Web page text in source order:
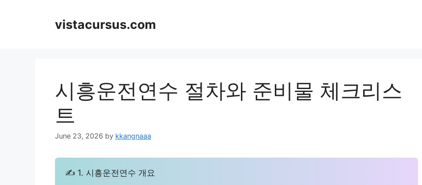
vistacursus.com
시흥운전연수 절차와 준비물 체크리스
트
June 23, 2026 by kkangnaaa
✍ 1. 시흥운전연수 개요